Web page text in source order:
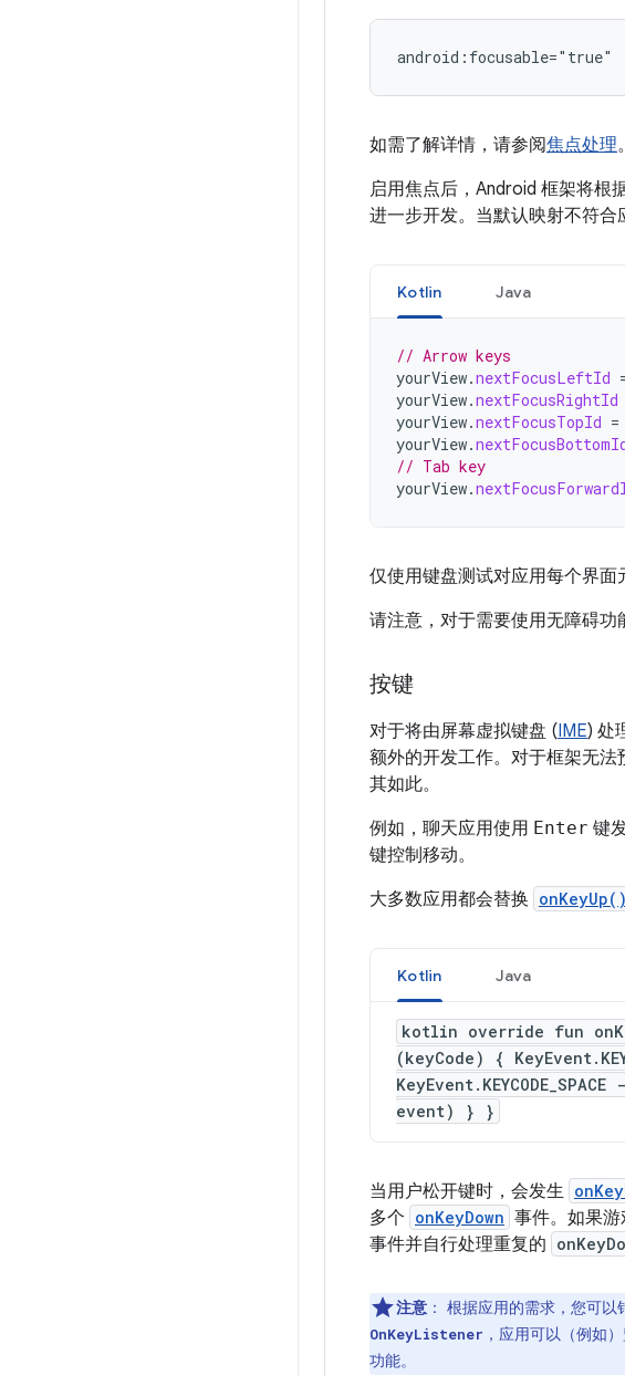
如需了解详情，请参阅焦点处理。
启用焦点后，Android 框架将根
进一步开发。当默认映射不符合
Kotlin Java
// Arrow keys
yourView.nextFocusLeftId
yourView.nextFocusRightId
yourView.nextFocusTopId =
yourView.
// Tab key
yourView.
仅使用键盘测试对应用每个界面
请注意，对于需要使用无障碍功
按键
对于将由屏幕虚拟键盘 (IME) 处
额外的开发工作。对于框架无
其如此。
例如，聊天应用使用 Enter 键
键控制移动。
大多数应用都会替换 onKeyUp()
Kotlin Java
kotlin override fun
(keyCode) {
event) } }
当用户松开键时，会发生
多个 onKeyDown 事件。如果
事件并自行处理重复的
注意 ： 根据应用的需求，您可
OnKeyListener ，应用可以（例如
功能。